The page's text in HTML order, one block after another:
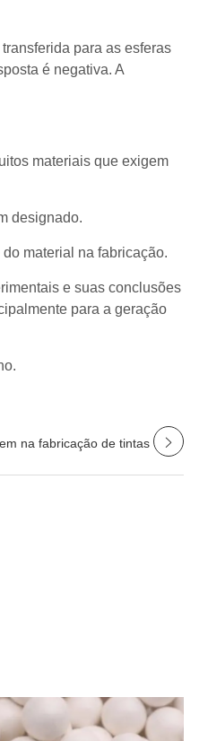
para as esferas
é negativa. A
materiais que exigem
designado.
material na fabricação.
e suas conclusões
para a geração
na fabricação de tintas